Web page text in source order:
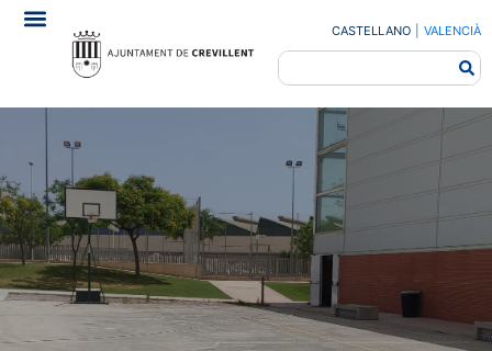
CASTELLANO VALENCIÀ